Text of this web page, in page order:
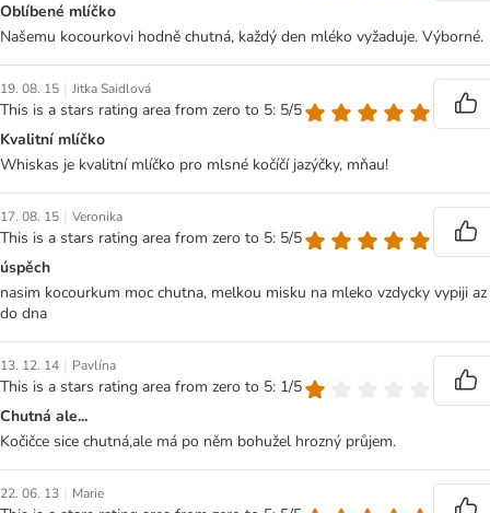
Oblíbené mlíčko
Našemu kocourkovi hodně chutná, každý den mléko vyžaduje. Výborné.
19. 08. 15 | Jitka Saidlová
This is a stars rating area from zero to 5: 5/5
Kvalitní mlíčko
Whiskas je kvalitní mlíčko pro mlsné kočíčí jazýčky, mňau!
17. 08. 15 | Veronika
This is a stars rating area from zero to 5: 5/5
úspěch
nasim kocourkum moc chutna, melkou misku na mleko vzdycky vypiji az
do dna
13. 12. 14 | Pavlína
This is a stars rating area from zero to 5: 1/5
Chutná ale...
Kočičce sice chutná,ale má po něm bohužel hrozný průjem.
22. 06. 13 | Marie